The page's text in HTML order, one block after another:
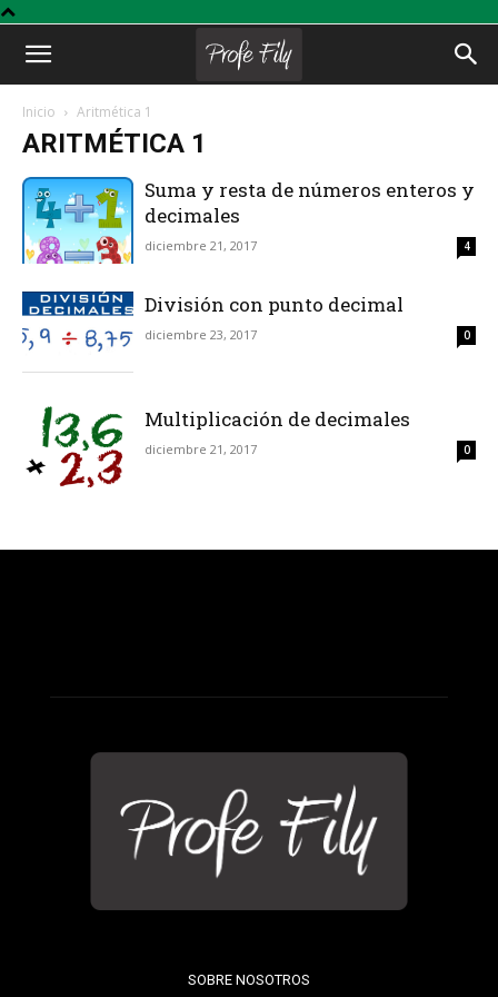
Profe
Fily
Inicio Aritmética 1
ARITMÉTICA 1
Suma y resta de números enteros y
decimales
diciembre 21, 2017 4
División con punto decimal
diciembre 23, 2017 0
Multiplicación de decimales
diciembre 21, 2017 0
SOBRE NOSOTROS